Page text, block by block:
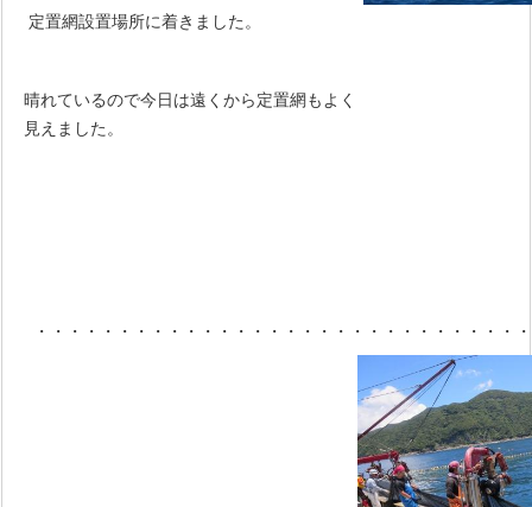
定置網設置場所に着きました。
晴れているので今日は遠くから定置網もよく
見えました。
・・・・・・・・・・・・・・・・・・・・・・・・・・・・・